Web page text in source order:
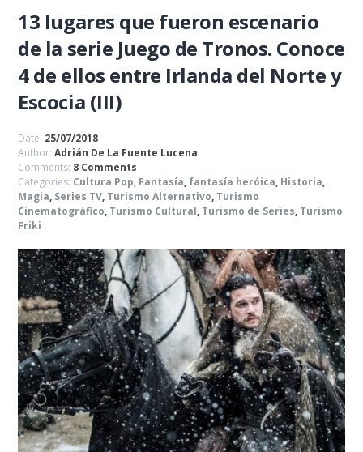
13 lugares que fueron escenario
de la serie Juego de Tronos. Conoce
4 de ellos entre Irlanda del Norte y
Escocia (III)
Date: 25/07/2018
Author:Adrián De La Fuente Lucena
Comments: 8 Comments
Categories: Cultura Pop, Fantasía, fantasía heróica, Historia,
Magia, Series TV, Turismo Alternativo, Turismo
Cinematográfico, Turismo Cultural, Turismo de Series, Turismo
Friki